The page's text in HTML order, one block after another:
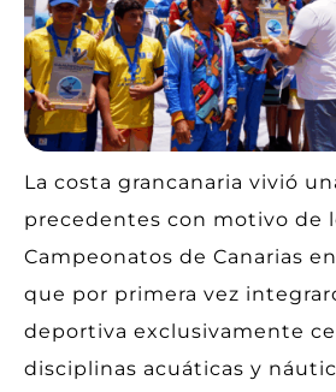
La costa grancanaria vivió
precedentes con motivo de
Campeonatos de Canarias
que por primera vez
deportiva exclusivamente
disciplinas acuáticas y